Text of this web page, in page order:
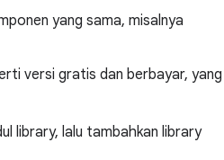
yang sama, misalnya
versi gratis dan berbayar, yang
library, lalu tambahkan library